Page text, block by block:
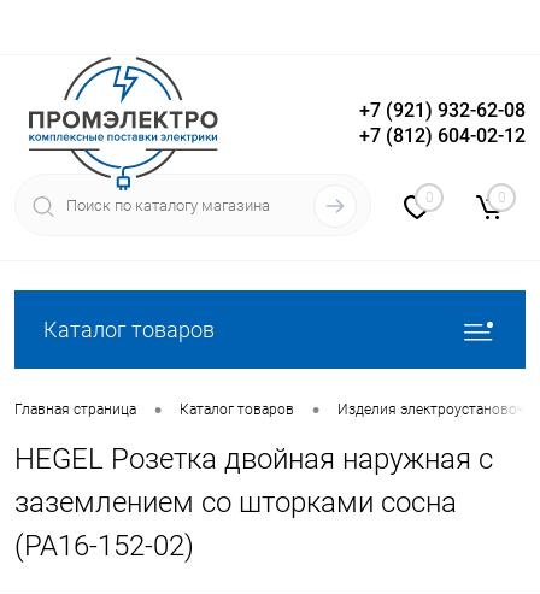
Вход Регистрация
+7 (921) 932-62-08
+7 (812) 604-02-12
0 0
Каталог товаров
Главная страница • Каталог товаров • Изделия
HEGEL Розетка двойная наружная с
заземлением со шторками сосна
(РА16-152-02)